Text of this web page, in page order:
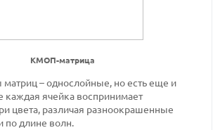
КМОП-матрица
– однослойные, но есть еще и
каждая ячейка воспринимает
цвета, различая разноокрашенные
по длине волн.